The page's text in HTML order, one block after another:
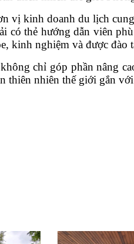
vị kinh doanh du lịch
thẻ hướng dẫn viên
kinh nghiệm và được đào
chỉ góp phần nâng
thiên nhiên thế giới gắn